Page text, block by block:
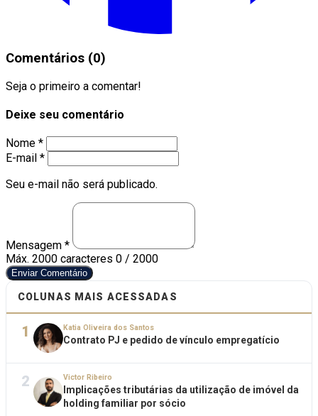
Comentários (0)
Seja o primeiro a comentar!
Deixe seu comentário
Nome *
E-mail *
Seu e-mail não será publicado.
Mensagem *
Máx. 2000 caracteres 0 / 2000
Enviar Comentário
COLUNAS MAIS ACESSADAS
1 Katia Oliveira dos Santos
Contrato PJ e pedido de vínculo empregatício
2 Victor Ribeiro
Implicações tributárias da utilização de imóvel da
holding familiar por sócio